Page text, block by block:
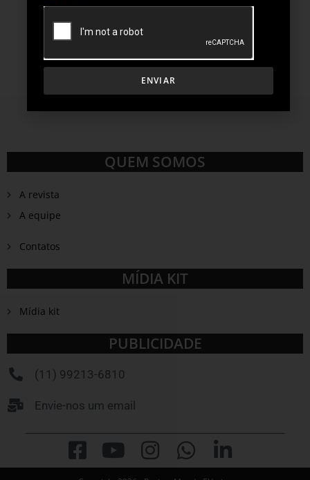
QUEM SOMOS
A revista
A equipe
Contatos
MÍDIA KIT
Mídia kit
PUBLICIDADE
(11) 99213-6810
Envie-nos um email
ENVIAR